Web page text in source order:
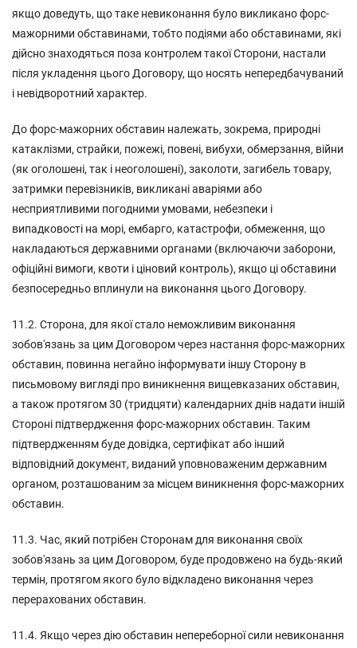
якщо доведуть, що таке невиконання було викликано форс-
мажорними обставинами, тобто подіями або обставинами, які
дійсно знаходяться поза контролем такої Сторони, настали
після укладення цього Договору, що носять непередбачуваний
і невідворотний характер.
До форс-мажорних обставин належать, зокрема, природні
катаклізми, страйки, пожежі, повені, вибухи, обмерзання, війни
(як оголошені, так і неоголошені), заколоти, загибель товару,
затримки перевізників, викликані аваріями або
несприятливими погодними умовами, небезпеки і
випадковості на морі, ембарго, катастрофи, обмеження, що
накладаються державними органами (включаючи заборони,
офіційні вимоги, квоти і ціновий контроль), якщо ці обставини
безпосередньо вплинули на виконання цього Договору.
11.2. Сторона, для якої стало неможливим виконання
зобов'язань за цим Договором через настання форс-мажорних
обставин, повинна негайно інформувати іншу Сторону в
письмовому вигляді про виникнення вищевказаних обставин,
а також протягом 30 (тридцяти) календарних днів надати іншій
Стороні підтвердження форс-мажорних обставин. Таким
підтвердженням буде довідка, сертифікат або інший
відповідний документ, виданий уповноваженим державним
органом, розташованим за місцем виникнення форс-мажорних
обставин.
11.3. Час, який потрібен Сторонам для виконання своїх
зобов'язань за цим Договором, буде продовжено на будь-який
термін, протягом якого було відкладено виконання через
перерахованих обставин.
11.4. Якщо через дію обставин непереборної сили невиконання